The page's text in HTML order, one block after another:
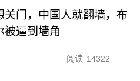
关门，中国人就翻墙，布
被逼到墙角
阅读 14322